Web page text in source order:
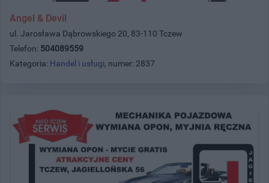
Angel & Devil
ul. Jarosława Dąbrowskiego 20, 83-110 Tczew
Telefon: 504089559
Kategoria: Handel i usługi, numer: 2837